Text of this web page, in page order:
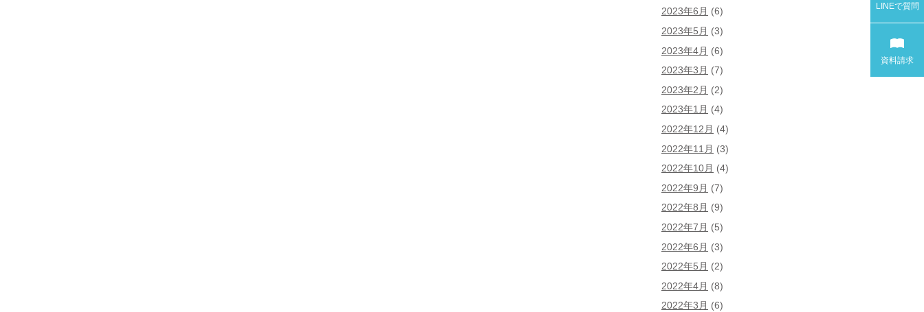
2023年6月 (6)
2023年5月 (3)
2023年4月 (6)
2023年3月 (7)
2023年2月 (2)
2023年1月 (4)
2022年12月 (4)
2022年11月 (3)
2022年10月 (4)
2022年9月 (7)
2022年8月 (9)
2022年7月 (5)
2022年6月 (3)
2022年5月 (2)
2022年4月 (8)
2022年3月 (6)
LINEで質問
資料請求